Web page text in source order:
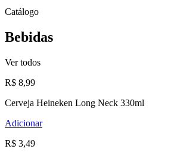
Catálogo
Bebidas
Ver todos
R$ 8,99
Cerveja Heineken Long Neck 330ml
Adicionar
R$ 3,49